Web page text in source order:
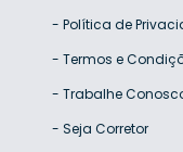
- Política de
- Termos e
- Trabalhe
- Seja Corretor